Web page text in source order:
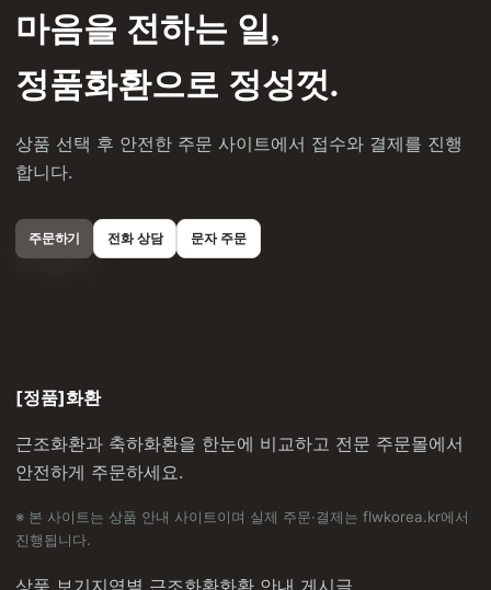
마음을 전하는 일,
정품화환으로 정성껏.
상품 선택 후 안전한 주문 사이트에서 접수와 결제를 진행
합니다.
주문하기 전화 상담 문자 주문
[정품]화환
근조화환과 축하화환을 한눈에 비교하고 전문 주문몰에서
안전하게 주문하세요.
※ 본 사이트는 상품 안내 사이트이며 실제 주문·결제는 flwkorea.kr에서
진행됩니다.
상품 보기지역별 근조화환화환 안내 게시글